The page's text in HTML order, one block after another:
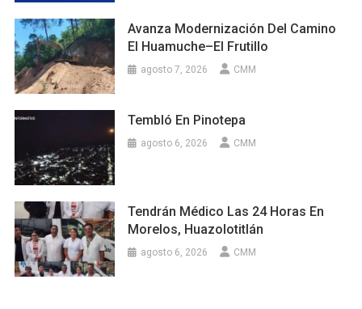
Avanza Modernización Del Camino
El Huamuche–El Frutillo
agosto 7, 2026 CMM
Tembló En Pinotepa
agosto 6, 2026 CMM
Tendrán Médico Las 24 Horas En
Morelos, Huazolotitlán
agosto 6, 2026 CMM